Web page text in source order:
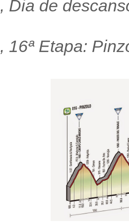
Dia de
16ª Etapa: